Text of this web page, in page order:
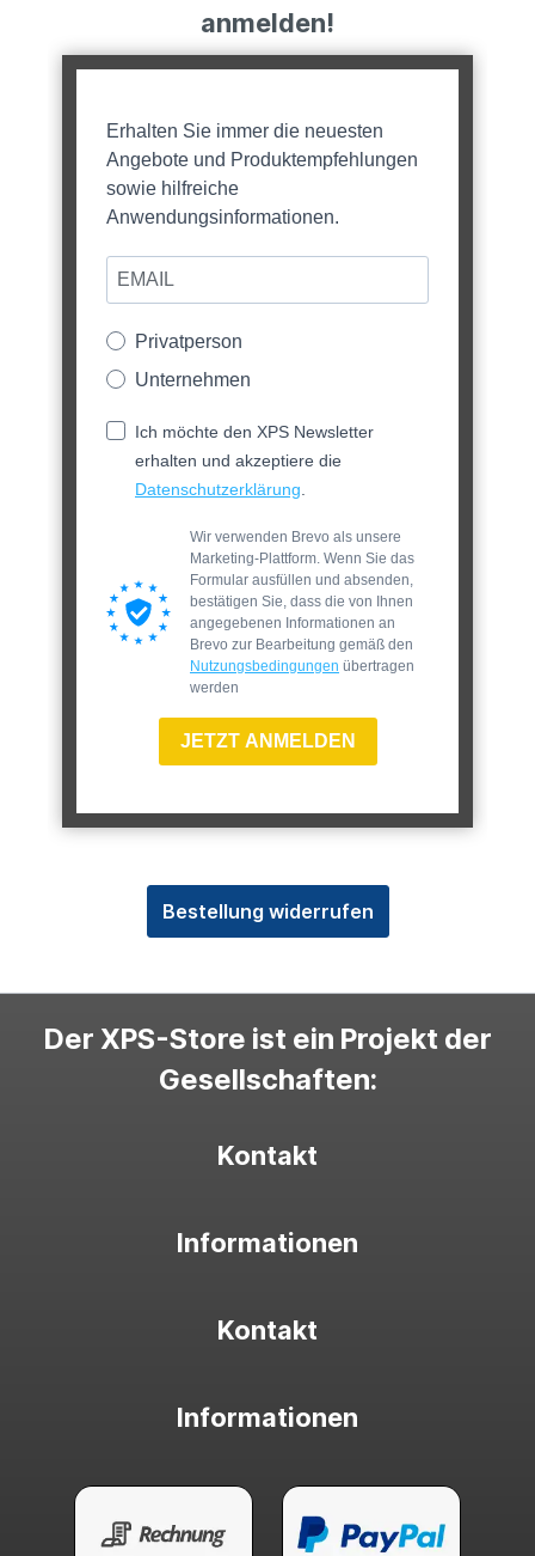
anmelden!
Erhalten Sie immer die neuesten
Angebote und Produktempfehlungen
sowie hilfreiche
Anwendungsinformationen.
Privatperson
Unternehmen
Ich möchte den XPS Newsletter
erhalten und akzeptiere die
Datenschutzerklärung
Wir verwenden Brevo als unsere
Marketing-Plattform. Wenn Sie das
Formular ausfüllen und absenden,
bestätigen Sie, dass die von Ihnen
angegebenen Informationen an
Brevo zur Bearbeitung gemäß den
Nutzungsbedingungen übertragen
werden
JETZT ANMELDEN
Bestellung widerrufen
Der XPS-Store ist ein Projekt der
Gesellschaften:
Kontakt
Informationen
Kontakt
Informationen